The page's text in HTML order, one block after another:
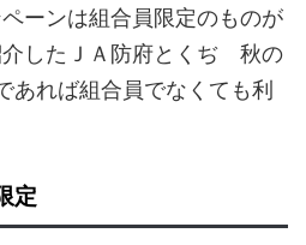
ーンは組合員限定のものが
介したＪＡ防府とくぢ 秋の
あれば組合員でなくても利
定